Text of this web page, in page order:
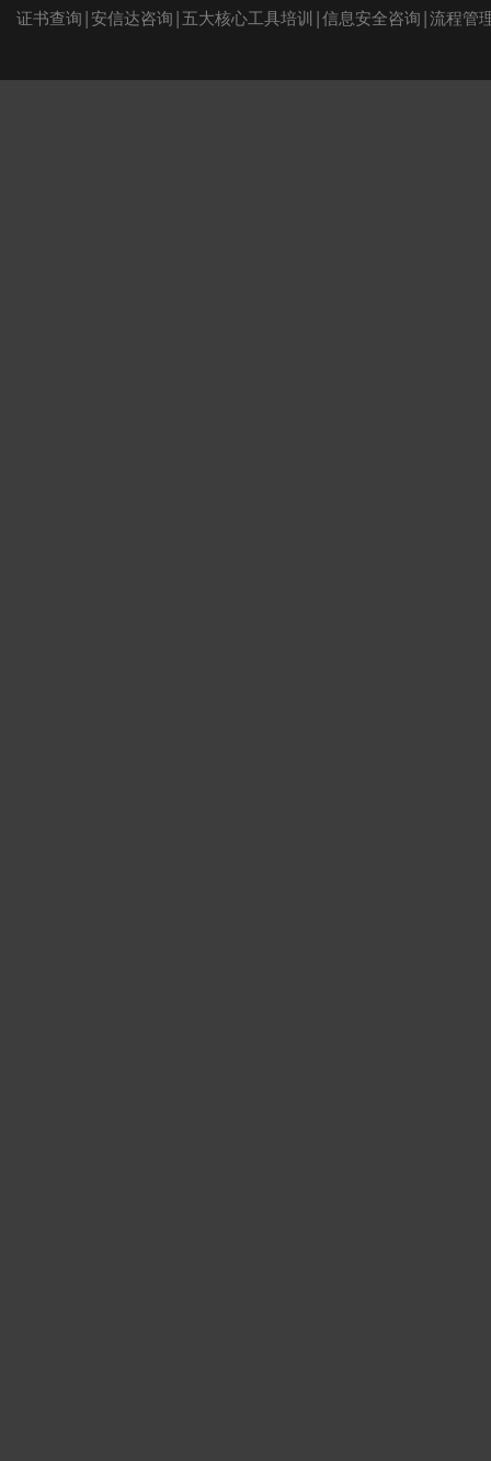
证书查询 | 安信达咨询 | 五大核心工具培训 |信息安全咨询 |流程管